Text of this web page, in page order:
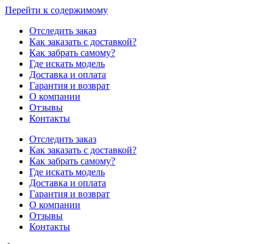
Перейти к содержимому
Отследить заказ
Как заказать с доставкой?
Как забрать самому?
Где искать модель
Доставка и оплата
Гарантия и возврат
О компании
Отзывы
Контакты
Отследить заказ
Как заказать с доставкой?
Как забрать самому?
Где искать модель
Доставка и оплата
Гарантия и возврат
О компании
Отзывы
Контакты